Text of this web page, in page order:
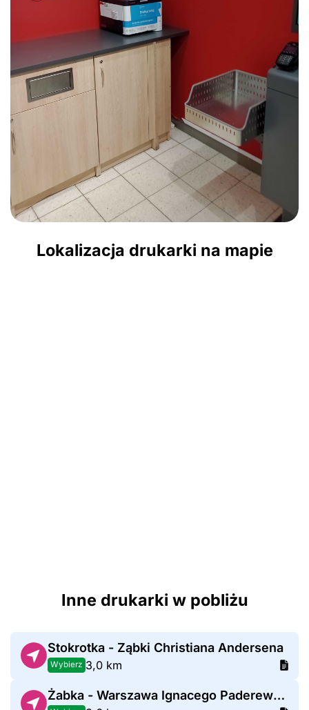
Lokalizacja drukarki na mapie
Inne drukarki w pobliżu
Stokrotka - Ząbki Christiana Andersena
Wybierz 3,0 km
Żabka - Warszawa Ignacego Paderewskiego 144H